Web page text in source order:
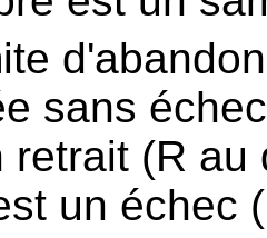
sans
retrait (R
un échec